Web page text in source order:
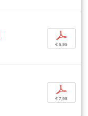
p
€ 5,95
p
€ 7,95